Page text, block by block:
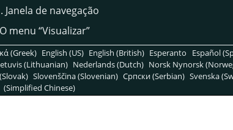
Janela de navegação
menu “Visualizar”
(Greek) English (US) English (British) Esperanto Español
(Lithuanian) Nederlands (Dutch) Norsk Nynorsk
Slovenščina (Slovenian) Српски (Serbian) Svenska
(Simplified Chinese)